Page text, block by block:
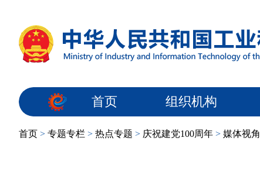
首页 组织机构
首页 > 专题专栏 > 热点专题 > 庆祝建党100周年 > 媒体视角